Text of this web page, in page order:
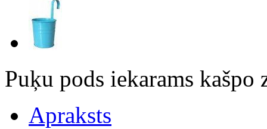
Puķu pods iekarams
Apraksts